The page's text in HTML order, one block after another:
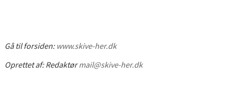
Gå til forsiden:www.skive-her.dk
Oprettet af:Redaktørmail@skive-her.dk